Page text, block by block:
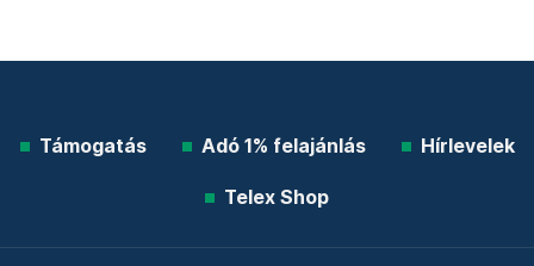
Támogatás Adó 1% felajánlás Hírlevelek
Telex Shop